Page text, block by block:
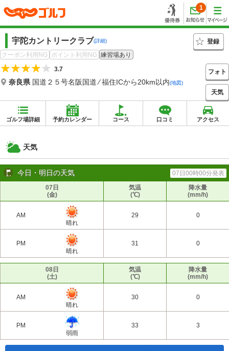
1
宇陀カントリークラブ(詳細)
登録
クーポン利用NG
ポイント利用NG 練習場あり
3.7
奈良県 国道２５号名阪国道 ⁄ 福住ICから20km以内(地図)
フォト
天気
ゴルフ場詳細 予約カレンダー コース 口コミ アクセス
天気
今日・明日の天気
07日00時00分発表
07日
(金)
気温
(℃)
降水量
(mm/h)
AM
晴れ
29 0
PM
晴れ
31 0
08日
(土)
気温
(℃)
降水量
(mm/h)
AM
晴れ
30 0
PM
弱雨
33 3